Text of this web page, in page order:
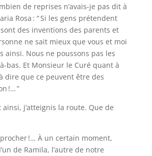
de reprises n’avais-je pas dit à
Rosa : “ Si les gens prétendent
des inventions des parents et
ne sait mieux que vous et moi
ainsi. Nous ne poussons pas les
bas. Et Monsieur le Curé quant à
dire que ce peuvent être des
!… ”
ainsi, j’atteignis la route. Que de
!… À un certain moment,
de Ramila, l’autre de notre